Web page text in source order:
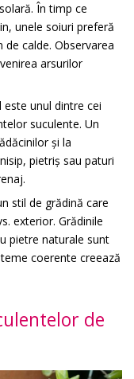
În timp ce
unele soiuri preferă
calde. Observarea
arsurilor
este unul dintre cei
suculente. Un
și la
pietriș sau paturi
stil de grădină care
exterior. Grădinile
pietre naturale sunt
coerente creează
de